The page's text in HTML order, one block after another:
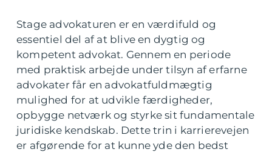
Stage advokaturen er en værdifuld og
essentiel del af at blive en dygtig og
kompetent advokat. Gennem en periode
med praktisk arbejde under tilsyn af erfarne
advokater får en advokatfuldmægtig
mulighed for at udvikle færdigheder,
opbygge netværk og styrke sit fundamentale
juridiske kendskab. Dette trin i karrierevejen
er afgørende for at kunne yde den bedst